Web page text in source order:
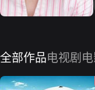
全部作品电视剧